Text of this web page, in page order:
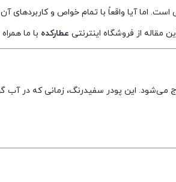
اما آیا واقعاً با تمام خواص و کاربردهای
مقاله از فروشگاه اینترنتی عطارکده با ما
این پودر سفیدرنگ، زمانی که در آب